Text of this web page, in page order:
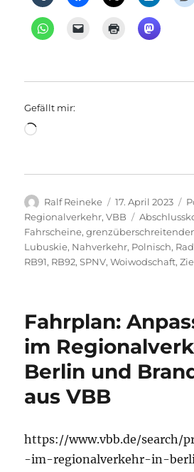
Gefällt mir:
Wird
Autor
Ralf Reineke
Veröffentlicht
am
17. April 2023
Regionalverkehr,VBB
Fahrscheine,
Lubuskie, Nahverkehr, Polnisch,
RB91, RB92,SPNV,Woiwodschaft,
Fahrplan:
im
Berlin und
aus VBB
https://www.vbb.de/search/
-im-regionalverkehr-in-